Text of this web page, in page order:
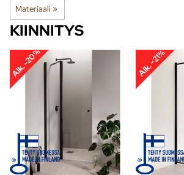
Materiaali ‪»
KIINNITYS
Alk. -20% Alk. -21%